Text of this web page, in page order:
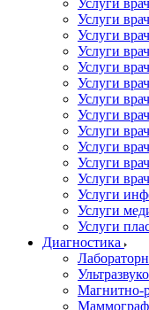
Услуги
Услуги
Услуги
Услуги
Услуги
Услуги
Услуги
Услуги
Услуги
Услуги
Услуги
Услуги
Услуги
Услуги
Услуги
Диагностика
Магнитно-